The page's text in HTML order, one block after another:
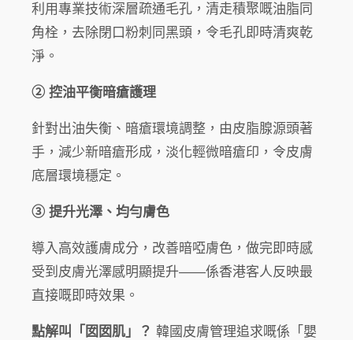
利用專業技術深層疏通毛孔，清走積聚嘅油脂同
角栓，去除閉口粉刺同黑頭，令毛孔即時清爽乾
淨。
② 控油平衡暗瘡護理
針對出油失衡、暗瘡環境調整，由皮脂腺源頭著
手，減少新暗瘡形成，淡化輕微暗瘡印，令皮膚
底層環境穩定。
③ 提升光澤、均勻膚色
導入高效護膚成分，改善暗啞膚色，做完即時感
受到皮膚光澤感明顯提升——係香港客人反映最
直接嘅即時效果。
點解叫「囡囡肌」？ 韓國皮膚管理追求嘅係「嬰